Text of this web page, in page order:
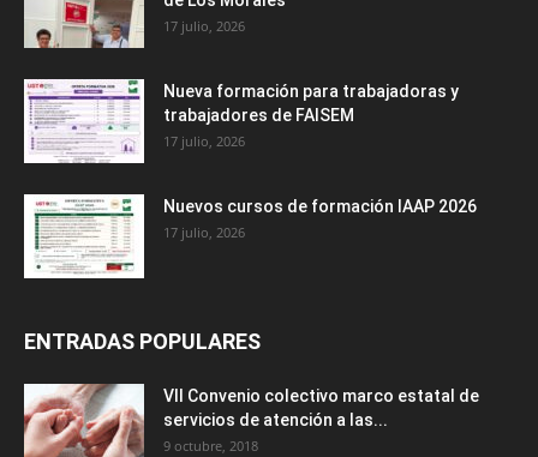
17 julio, 2026
Nueva formación para trabajadoras y
trabajadores de FAISEM
17 julio, 2026
Nuevos cursos de formación IAAP 2026
17 julio, 2026
ENTRADAS POPULARES
VII Convenio colectivo marco estatal de
servicios de atención a las...
9 octubre, 2018